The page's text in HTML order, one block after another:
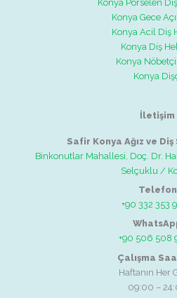
Konya Porselen
Konya Gece
Konya Acil Diş
Konya Diş
Konya
Konya
İletişim
Safir Konya Ağız ve Diş
Binkonutlar Mahallesi, Doç. Dr.
Selçuklu /
Telefon
+90 332 353
+90 506 508
Çalışma
Haftanın Her
09:00 –